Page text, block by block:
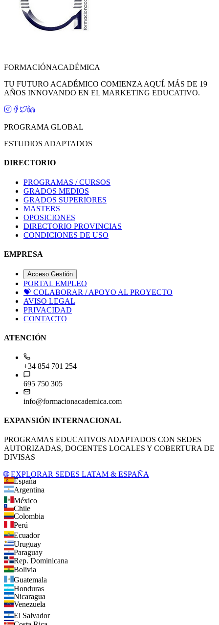
FORMACIÓNACADÉMICA
TU FUTURO ACADÉMICO COMIENZA AQUÍ. MÁS DE 19
AÑOS INNOVANDO EN EL MARKETING EDUCATIVO.
PROGRAMA GLOBAL
ESTUDIOS ADAPTADOS
DIRECTORIO
PROGRAMAS / CURSOS
GRADOS MEDIOS
GRADOS SUPERIORES
MASTERS
OPOSICIONES
DIRECTORIO PROVINCIAS
CONDICIONES DE USO
EMPRESA
Acceso Gestión
PORTAL EMPLEO
💝 COLABORAR / APOYO AL PROYECTO
AVISO LEGAL
PRIVACIDAD
CONTACTO
ATENCIÓN
+34 854 701 254
695 750 305
info@formacionacademica.com
EXPANSIÓN INTERNACIONAL
PROGRAMAS EDUCATIVOS ADAPTADOS CON SEDES
AUTORIZADAS, DOCENTES LOCALES Y COBERTURA DE
DIVISAS
🌐 EXPLORAR SEDES LATAM & ESPAÑA
España
Argentina
México
Chile
Colombia
Perú
Ecuador
Uruguay
Paraguay
Rep. Dominicana
Bolivia
Guatemala
Honduras
Nicaragua
Venezuela
El Salvador